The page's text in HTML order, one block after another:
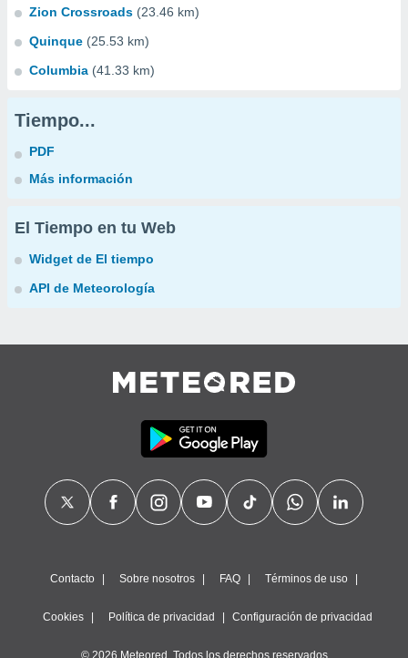
Zion Crossroads (23.46 km)
Quinque (25.53 km)
Columbia (41.33 km)
Tiempo...
PDF
Más información
El Tiempo en tu Web
Widget de El tiempo
API de Meteorología
Contacto Sobre nosotros FAQ Términos de uso
Cookies Política de privacidad Configuración de privacidad
© 2026 Meteored. Todos los derechos reservados